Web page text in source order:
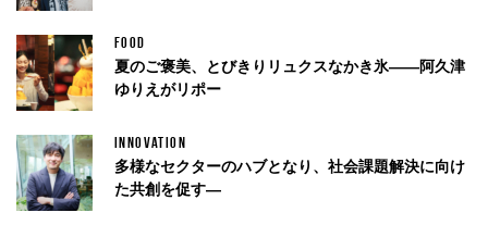
FOOD
夏のご褒美、とびきりリュクスなかき氷——阿久津
ゆりえがリポー
INNOVATION
多様なセクターのハブとなり、社会課題解決に向け
た共創を促す—